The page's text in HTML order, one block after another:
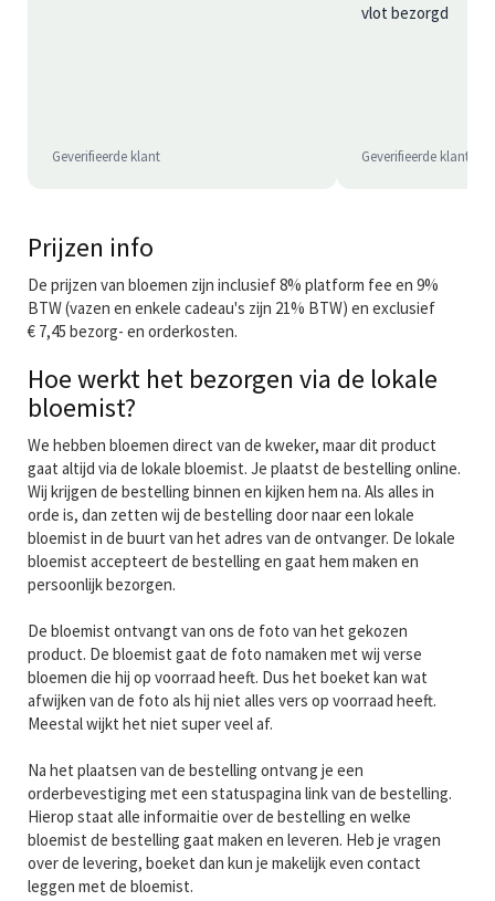
Geverifieerde klant
vlot bezorgd
Geverifieerde klant
Prijzen info
De prijzen van bloemen zijn inclusief 8% platform fee en 9%
BTW (vazen en enkele cadeau's zijn 21% BTW) en exclusief
€ 7,45 bezorg- en orderkosten.
Hoe werkt het bezorgen via de lokale
bloemist?
We hebben bloemen direct van de kweker, maar dit product
gaat altijd via de lokale bloemist. Je plaatst de bestelling online.
Wij krijgen de bestelling binnen en kijken hem na. Als alles in
orde is, dan zetten wij de bestelling door naar een lokale
bloemist in de buurt van het adres van de ontvanger. De lokale
bloemist accepteert de bestelling en gaat hem maken en
persoonlijk bezorgen.
De bloemist ontvangt van ons de foto van het gekozen
product. De bloemist gaat de foto namaken met wij verse
bloemen die hij op voorraad heeft. Dus het boeket kan wat
afwijken van de foto als hij niet alles vers op voorraad heeft.
Meestal wijkt het niet super veel af.
Na het plaatsen van de bestelling ontvang je een
orderbevestiging met een statuspagina link van de bestelling.
Hierop staat alle informaitie over de bestelling en welke
bloemist de bestelling gaat maken en leveren. Heb je vragen
over de levering, boeket dan kun je makelijk even contact
leggen met de bloemist.